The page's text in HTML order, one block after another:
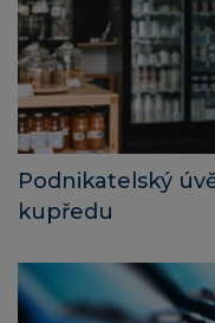
Podnikatelský
kupředu